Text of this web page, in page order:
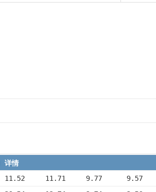
详情
11.52     11.71     9.77      9.57